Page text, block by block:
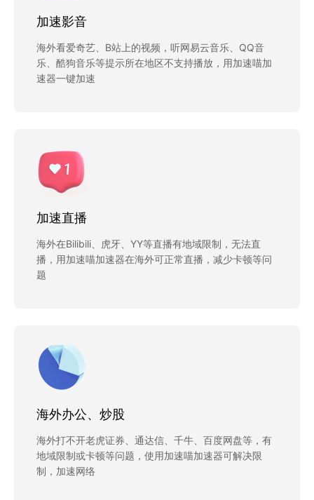
加速影音
海外看爱奇艺、B站上的视频，听网易云音乐、QQ音
乐、酷狗音乐等提示所在地区不支持播放，用加速喵加
速器一键加速
加速直播
海外在Bilibili、虎牙、YY等直播有地域限制，无法直
播，用加速喵加速器在海外可正常直播，减少卡顿等问
题
海外办公、炒股
海外打不开老虎证券、通达信、千牛、百度网盘等，有
地域限制或卡顿等问题，使用加速喵加速器可解决限
制，加速网络